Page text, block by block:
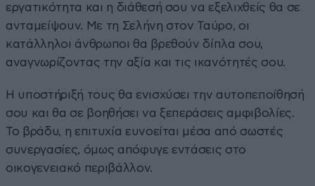
εργατικότητα και η διάθεσή σου να εξελιχθείς θα σε
ανταμείψουν. Με τη Σελήνη στον Ταύρο, οι
κατάλληλοι άνθρωποι θα βρεθούν δίπλα σου,
αναγνωρίζοντας την αξία και τις ικανότητές σου.
Η υποστήριξή τους θα ενισχύσει την αυτοπεποίθησή
σου και θα σε βοηθήσει να ξεπεράσεις αμφιβολίες.
Το βράδυ, η επιτυχία ευνοείται μέσα από σωστές
συνεργασίες, όμως απόφυγε εντάσεις στο
οικογενειακό περιβάλλον.